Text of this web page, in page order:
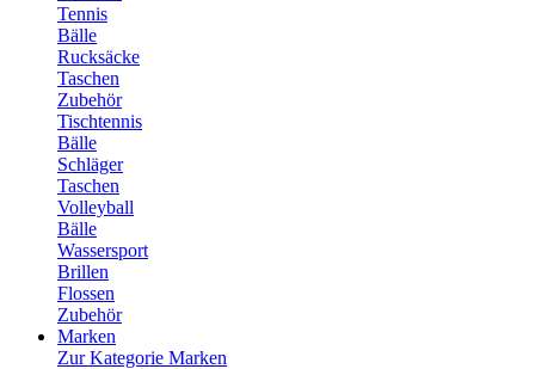
Tennis
Bälle
Rucksäcke
Taschen
Zubehör
Tischtennis
Bälle
Schläger
Taschen
Volleyball
Bälle
Wassersport
Brillen
Flossen
Zubehör
Marken
Zur Kategorie Marken